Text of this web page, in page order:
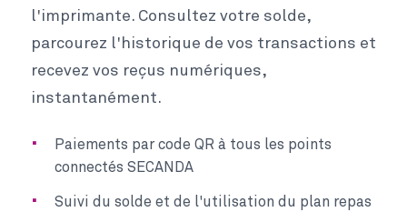
l'imprimante. Consultez votre solde,
parcourez l'historique de vos transactions et
recevez vos reçus numériques,
instantanément.
Paiements par code QR à tous les points
connectés SECANDA
Suivi du solde et de l'utilisation du plan repas